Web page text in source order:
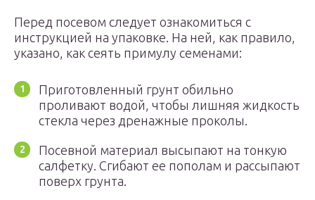
Перед посевом следует ознакомиться с
инструкцией на упаковке. На ней, как правило,
указано, как сеять примулу семенами:
Приготовленный грунт обильно
проливают водой, чтобы лишняя жидкость
стекла через дренажные проколы.
Посевной материал высыпают на тонкую
салфетку. Сгибают ее пополам и рассыпают
поверх грунта.